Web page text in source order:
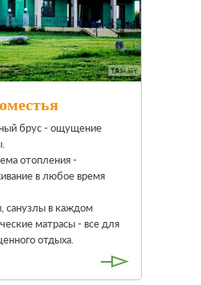
брус - ощущение
отопления -
в любое время
санузлы в каждом
матрасы - все для
отдыха.